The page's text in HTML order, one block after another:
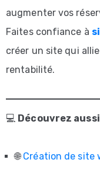
Astuces
pour
un
Site
augmenter vos
Faites confiance à
créer un site qui
rentabilité.
💻 Découvrez aussi
🌐 Création de site